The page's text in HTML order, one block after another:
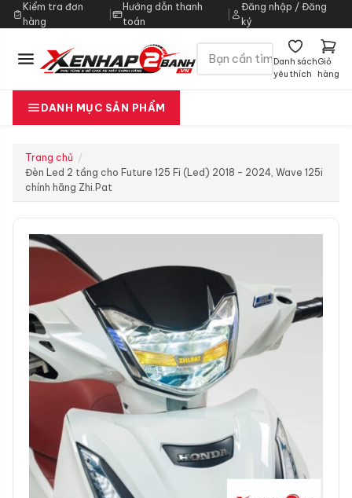
Kiểm tra đơn
hàng
|
Hướng dẫn thanh
toán
Đăng nhập / Đăng
ký
Danh sách
yêu thích
Giỏ
hàng
DANH MỤC SẢN PHẨM
Trang chủ
Đèn Led 2 tầng cho Future 125 Fi (Led) 2018 – 2024, Wave 125i
chính hãng Zhi.Pat